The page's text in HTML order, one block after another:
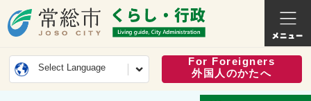
常総市公式ホームページ
くらし
Select Language
For Foreigners
外国人のかたへ